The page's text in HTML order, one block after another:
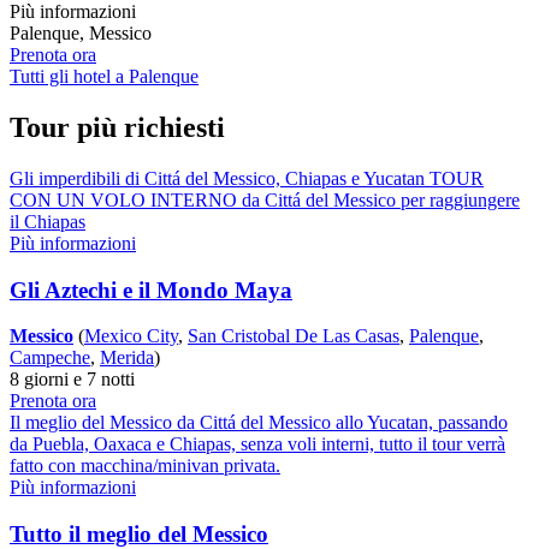
Più informazioni
Palenque, Messico
Prenota ora
Tutti gli hotel a Palenque
Tour più richiesti
Gli imperdibili di Cittá del Messico, Chiapas e Yucatan TOUR
CON UN VOLO INTERNO da Cittá del Messico per raggiungere
il Chiapas
Più informazioni
Gli Aztechi e il Mondo Maya
Messico (Mexico City, San Cristobal De Las Casas, Palenque,
Campeche, Merida)
8 giorni e 7 notti
Prenota ora
Il meglio del Messico da Cittá del Messico allo Yucatan, passando
da Puebla, Oaxaca e Chiapas, senza voli interni, tutto il tour verrà
fatto con macchina/minivan privata.
Più informazioni
Tutto il meglio del Messico